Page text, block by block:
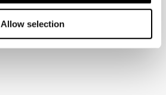
Allow selection